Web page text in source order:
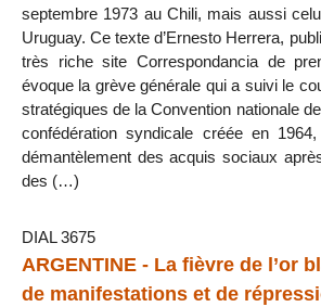
septembre 1973 au Chili, mais aussi
Uruguay. Ce texte d’Ernesto Herrera,
très riche site Correspondancia de
évoque la grève générale qui a suivi le
stratégiques de la Convention nationale
confédération syndicale créée en
démantèlement des acquis sociaux
des (…)
DIAL 3675
ARGENTINE - La fièvre de l’or
de manifestations et de